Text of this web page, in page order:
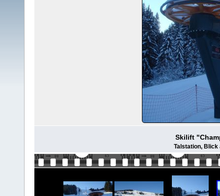
Skilift
Talstation, Blick